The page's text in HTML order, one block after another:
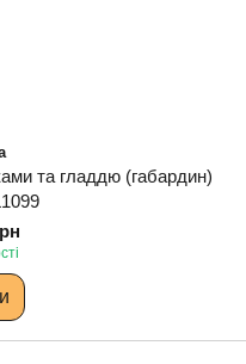
та гладдю (габардин)